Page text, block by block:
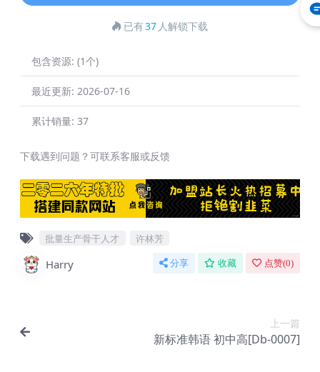
已有37 人解锁下载
包含资源: (1个)
最近更新: 2026-07-16
累计销量: 37
下载遇到问题？可联系客服或反馈
批量生产骨干人才 许林芳
Harry 分享 收藏 点赞(0)
上一篇
新标准韩语 初中高[Db-0007]